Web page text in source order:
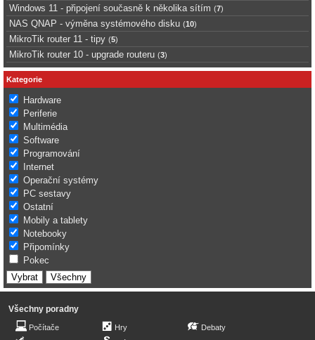
Windows 11 - připojení současně k několika sítím (7)
NAS QNAP - výměna systémového disku (10)
MikroTik router 11 - tipy (5)
MikroTik router 10 - upgrade routeru (3)
Kategorie
Hardware
Periferie
Multimédia
Software
Programování
Internet
Operační systémy
PC sestavy
Ostatní
Mobily a tablety
Notebooky
Připomínky
Pokec
Všechny poradny
Počítače
Hry
Debaty